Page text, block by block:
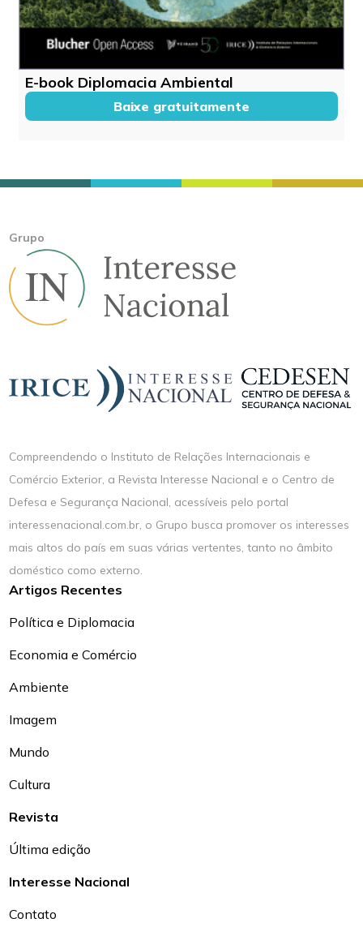
E-book Diplomacia Ambiental
Baixe gratuitamente
Grupo
Compreendendo o Instituto de Relações Internacionais e
Comércio Exterior, a Revista Interesse Nacional e o Centro de
Defesa e Segurança Nacional, acessíveis pelo portal
interessenacional.com.br, o Grupo busca promover os interesses
mais altos do país em suas várias vertentes, tanto no âmbito
doméstico como externo.
Artigos Recentes
Política e Diplomacia
Economia e Comércio
Ambiente
Imagem
Mundo
Cultura
Revista
Última edição
Interesse Nacional
Contato